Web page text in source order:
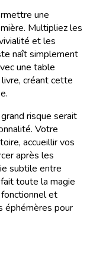
une
Multipliez les
et les
naît simplement
une table
créant cette
risque serait
Votre
accueillir vos
après les
subtile entre
toute la magie
et
éphémères pour